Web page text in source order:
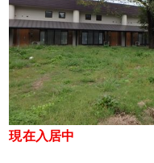
現在入居中